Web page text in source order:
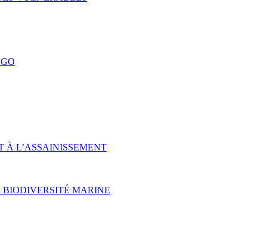
À L’ASSAINISSEMENT
BIODIVERSITÉ MARINE